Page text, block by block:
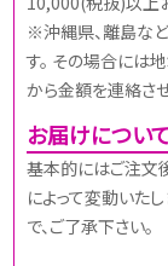
※沖縄県、離島な
す。 その場合には
から金額を連絡さ
お届けについ
基本的にはご注文
によって変動いた
で、ご了承下さい。